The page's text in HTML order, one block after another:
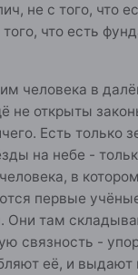
не с того, что
что есть
человека в
не открыты
Есть только
на небе -
в
первые
Они там
связность -
её, и выдают